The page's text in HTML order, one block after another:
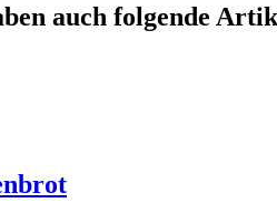
auch folgende